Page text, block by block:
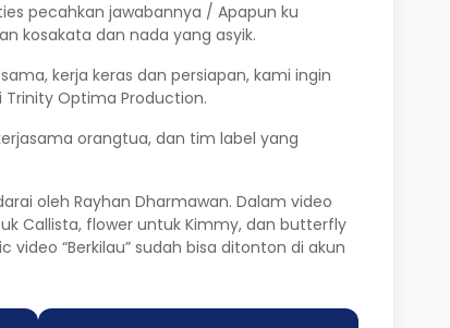
pecahkan jawabannya / Apapun ku
kosakata dan nada yang asyik.
kerja keras dan persiapan, kami ingin
Trinity Optima Production.
orangtua, dan tim label yang
oleh Rayhan Dharmawan. Dalam video
Callista, flower untuk Kimmy, dan butterfly
“Berkilau” sudah bisa ditonton di akun